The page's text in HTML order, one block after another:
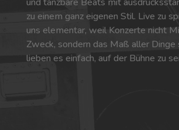
zu einem ganz eigenen Stil. Live zu
uns elementar, weil Konzerte nicht
Zweck, sondern das Maß aller Dinge
lieben es einfach, auf der Bühne zu